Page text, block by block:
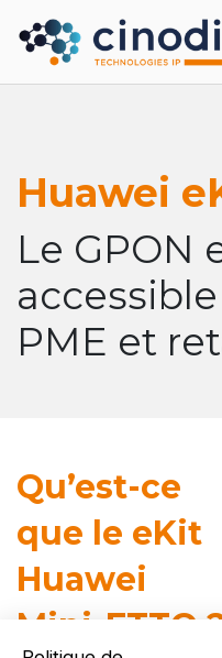
Huawei
Le GPON
PME et
Qu’est-ce
que le eKit
Huawei
Mini-FTTO